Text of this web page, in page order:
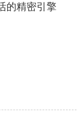
的精密引擎